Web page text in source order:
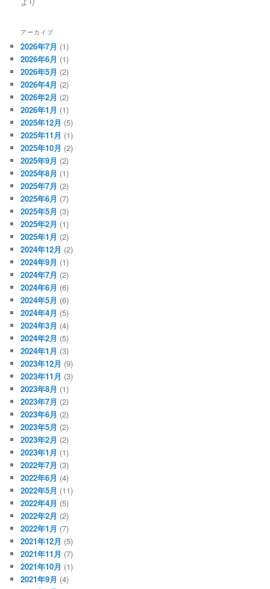
アーカイブ
2026年7月 (1)
2026年6月 (1)
2026年5月 (2)
2026年4月 (2)
2026年2月 (2)
2026年1月 (1)
2025年12月 (5)
2025年11月 (1)
2025年10月 (2)
2025年9月 (2)
2025年8月 (1)
2025年7月 (2)
2025年6月 (7)
2025年5月 (3)
2025年2月 (1)
2025年1月 (2)
2024年12月 (2)
2024年9月 (1)
2024年7月 (2)
2024年6月 (6)
2024年5月 (6)
2024年4月 (5)
2024年3月 (4)
2024年2月 (5)
2024年1月 (3)
2023年12月 (9)
2023年11月 (3)
2023年8月 (1)
2023年7月 (2)
2023年6月 (2)
2023年5月 (2)
2023年2月 (2)
2023年1月 (1)
2022年7月 (3)
2022年6月 (4)
2022年5月 (11)
2022年4月 (5)
2022年2月 (2)
2022年1月 (7)
2021年12月 (5)
2021年11月 (7)
2021年10月 (1)
2021年9月 (4)